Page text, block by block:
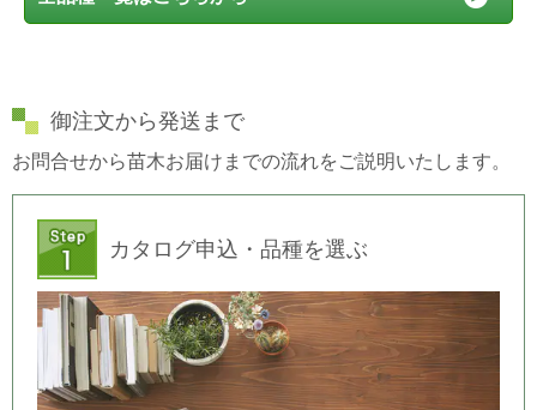
御注文から発送まで
お問合せから苗木お届けまでの流れをご説明いたします。
カタログ申込・品種を選ぶ